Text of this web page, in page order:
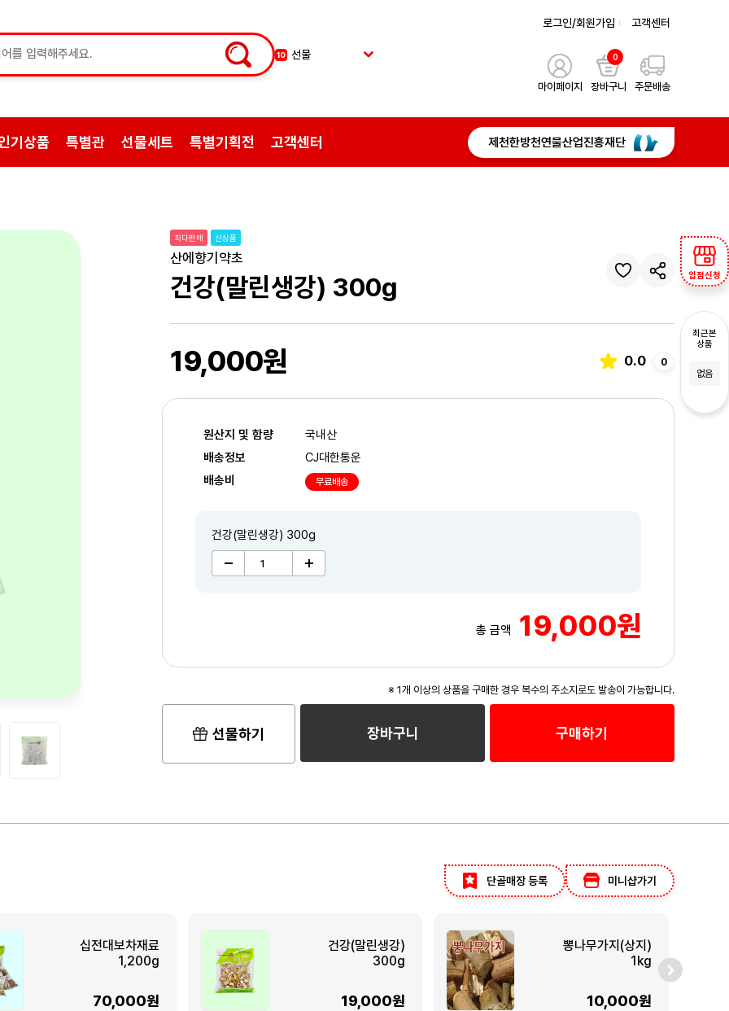
1 약초
황기
10 선물
로그인/회원가입 고객센터
마이페이지
0
장바구니 주문배송
기상품 특별관 선물세트 특별기획전 고객센터 제천한방천연물산업진흥재단
입점신청
최근본
상품
없음
3 /6
최다판매 신상품
산에향기약초
건강(말린생강) 300g
19,000원 0.0 0
원산지 및 함량
국내산
배송정보
CJ대한통운
배송비
무료배송
건강(말린생강) 300g
총 금액 19,000원
※ 1개 이상의 상품을 구매한 경우 복수의 주소지로도 발송이 가능합니다.
선물하기 장바구니 구매하기
단골매장 등록 미니샵가기
십전대보차재료
1,200g
70,000원
건강(말린생강)
300g
19,000원
뽕나무가지(상지)
1kg
10,000원